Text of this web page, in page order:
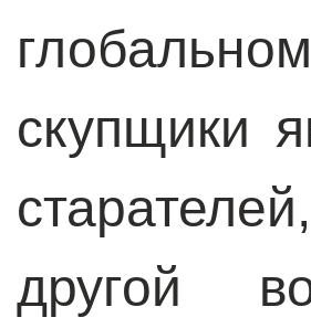
скупщики
другой